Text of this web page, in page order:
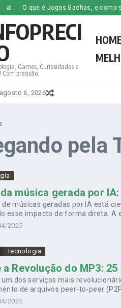
O que é Jogos Gachas, e como
Games, Curiosidades e
Com precisão.
6, 2026
pela
música gerada por
músicas geradas por IA está
esse impacto de forma direta. A
2025
Tecnologia
a Revolução do MP3:
dos serviços mais
de arquivos peer-to-peer
2025